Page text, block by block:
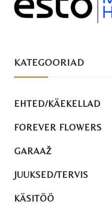
KATEGOORIAD
EHTED/KÄEKELLAD
FOREVER FLOWERS
GARAAŽ
JUUKSED/TERVIS
KÄSITÖÖ